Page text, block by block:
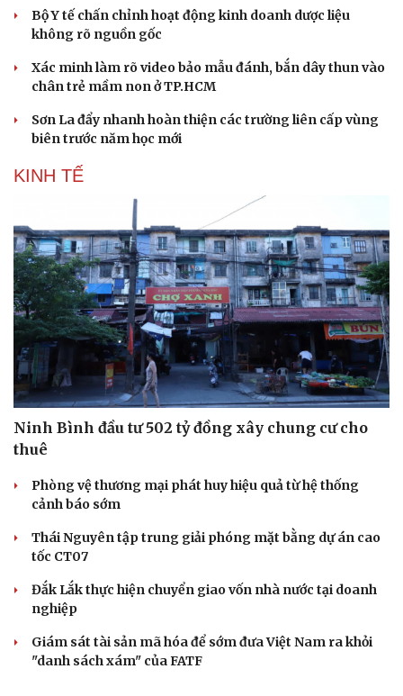
Cải chính
Bộ Y tế chấn chỉnh hoạt động kinh doanh dược liệu
không rõ nguồn gốc
Xác minh làm rõ video bảo mẫu đánh, bắn dây thun vào
chân trẻ mầm non ở TP.HCM
Sơn La đẩy nhanh hoàn thiện các trường liên cấp vùng
biên trước năm học mới
KINH TẾ
Ninh Bình đầu tư 502 tỷ đồng xây chung cư cho
thuê
Phòng vệ thương mại phát huy hiệu quả từ hệ thống
cảnh báo sớm
Thái Nguyên tập trung giải phóng mặt bằng dự án cao
tốc CT07
Đắk Lắk thực hiện chuyển giao vốn nhà nước tại doanh
nghiệp
Giám sát tài sản mã hóa để sớm đưa Việt Nam ra khỏi
"danh sách xám" của FATF